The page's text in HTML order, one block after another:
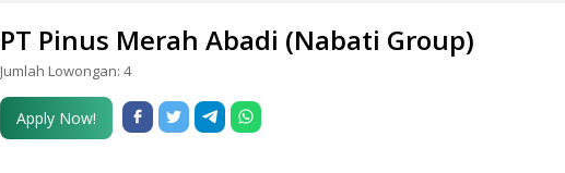
PT Pinus Merah Abadi (Nabati Group)
Jumlah Lowongan: 4
Apply Now!